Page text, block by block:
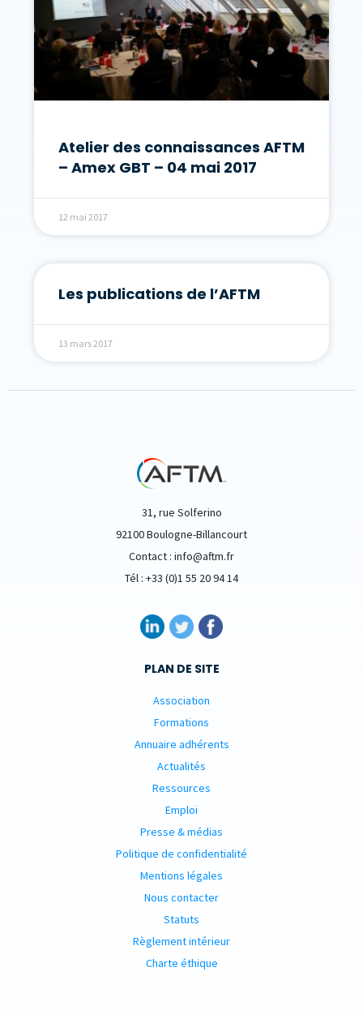
Atelier des connaissances AFTM
– Amex GBT – 04 mai 2017
12 mai 2017
Les publications de l’AFTM
13 mars 2017
31, rue Solferino
92100 Boulogne-Billancourt
Contact : info@aftm.fr
Tél : +33 (0)1 55 20 94 14
PLAN DE SITE
Association
Formations
Annuaire adhérents
Actualités
Ressources
Emploi
Presse & médias
Politique de confidentialité
Mentions légales
Nous contacter
Statuts
Règlement intérieur
Charte éthique